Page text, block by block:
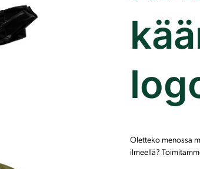
Oletteko menossa
ilmeellä?